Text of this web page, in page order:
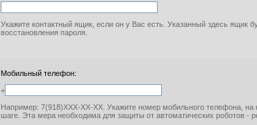
Укажите контактный ящик, если он у Вас есть. Указанный здесь ящик
восстановления пароля.
Мобильный телефон:
+
Например: 7(918)XXX-XX-XX. Укажите номер мобильного телефона,
шаге. Эта мера необходима для защиты от автоматических роботов -